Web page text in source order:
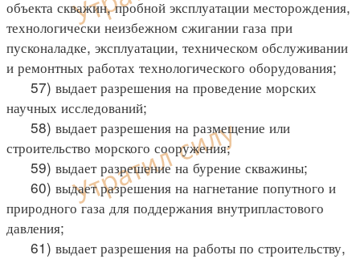
объекта скважин, пробной эксплуатации месторождения,
технологически неизбежном сжигании газа при
пусконаладке, эксплуатации, техническом обслуживании
и ремонтных работах технологического оборудования;
57) выдает разрешения на проведение морских
научных исследований;
58) выдает разрешения на размещение или
строительство морского сооружения;
59) выдает разрешение на бурение скважины;
60) выдает разрешения на нагнетание попутного и
природного газа для поддержания внутрипластового
давления;
61) выдает разрешения на работы по строительству,